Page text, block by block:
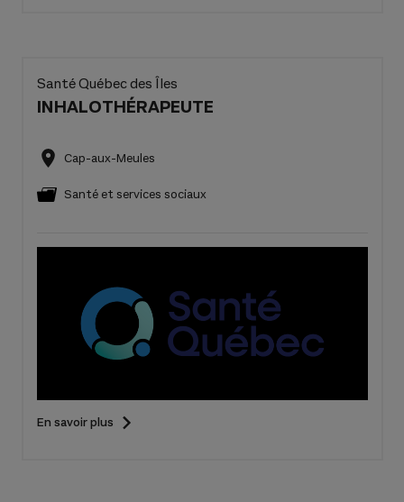
Santé Québec des Îles
INHALOTHÉRAPEUTE
Cap-aux-Meules
Santé et services sociaux
En savoir plus